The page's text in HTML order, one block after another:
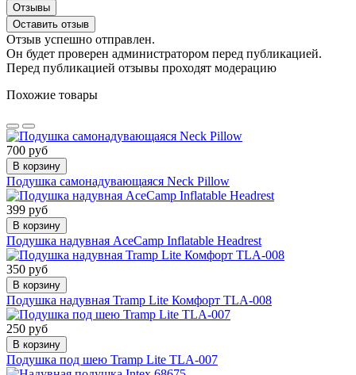
Отзывы
Оставить отзыв
Отзыв успешно отправлен.
Он будет проверен администратором перед публикацией.
Перед публикацией отзывы проходят модерацию
Похожие товары
700 руб
В корзину
Подушка самонадувающаяся Neck Pillow
399 руб
В корзину
Подушка надувная AceCamp Inflatable Headrest
350 руб
В корзину
Подушка надувная Tramp Lite Комфорт TLA-008
250 руб
В корзину
Подушка под шею Tramp Lite TLA-007